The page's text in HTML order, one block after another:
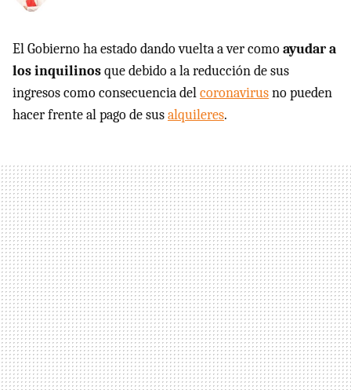
El Gobierno ha estado dando vuelta a ver comoayudar a
los inquilinosque debido a la reducción de sus
ingresos como consecuencia delcoronavirusno pueden
hacer frente al pago de susalquileres.